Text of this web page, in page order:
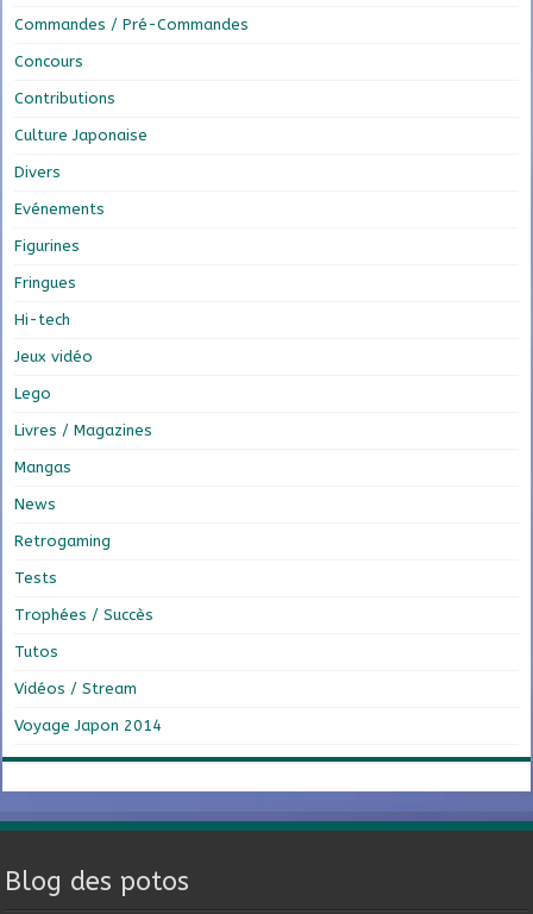
Commandes / Pré-Commandes
Concours
Contributions
Culture Japonaise
Divers
Evénements
Figurines
Fringues
Hi-tech
Jeux vidéo
Lego
Livres / Magazines
Mangas
News
Retrogaming
Tests
Trophées / Succès
Tutos
Vidéos / Stream
Voyage Japon 2014
Blog des potos